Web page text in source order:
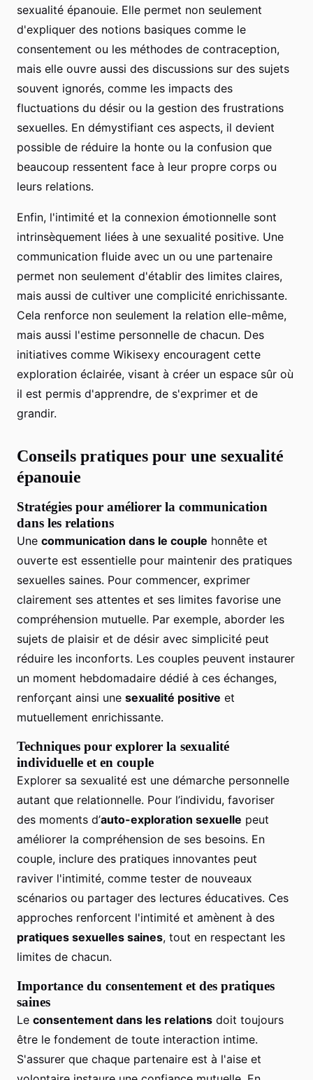
sexualité épanouie. Elle permet non seulement
d'expliquer des notions basiques comme le
consentement ou les méthodes de contraception,
mais elle ouvre aussi des discussions sur des sujets
souvent ignorés, comme les impacts des
fluctuations du désir ou la gestion des frustrations
sexuelles. En démystifiant ces aspects, il devient
possible de réduire la honte ou la confusion que
beaucoup ressentent face à leur propre corps ou
leurs relations.
Enfin, l'intimité et la connexion émotionnelle sont
intrinsèquement liées à une sexualité positive. Une
communication fluide avec un ou une partenaire
permet non seulement d'établir des limites claires,
mais aussi de cultiver une complicité enrichissante.
Cela renforce non seulement la relation elle-même,
mais aussi l'estime personnelle de chacun. Des
initiatives comme Wikisexy encouragent cette
exploration éclairée, visant à créer un espace sûr où
il est permis d'apprendre, de s'exprimer et de
grandir.
Conseils pratiques pour une sexualité
épanouie
Stratégies pour améliorer la communication
dans les relations
Une communication dans le couple honnête et
ouverte est essentielle pour maintenir des pratiques
sexuelles saines. Pour commencer, exprimer
clairement ses attentes et ses limites favorise une
compréhension mutuelle. Par exemple, aborder les
sujets de plaisir et de désir avec simplicité peut
réduire les inconforts. Les couples peuvent instaurer
un moment hebdomadaire dédié à ces échanges,
renforçant ainsi une sexualité positive et
mutuellement enrichissante.
Techniques pour explorer la sexualité
individuelle et en couple
Explorer sa sexualité est une démarche personnelle
autant que relationnelle. Pour l’individu, favoriser
des moments d’auto-exploration sexuelle peut
améliorer la compréhension de ses besoins. En
couple, inclure des pratiques innovantes peut
raviver l'intimité, comme tester de nouveaux
scénarios ou partager des lectures éducatives. Ces
approches renforcent l'intimité et amènent à des
pratiques sexuelles saines, tout en respectant les
limites de chacun.
Importance du consentement et des pratiques
saines
Le consentement dans les relations doit toujours
être le fondement de toute interaction intime.
S'assurer que chaque partenaire est à l'aise et